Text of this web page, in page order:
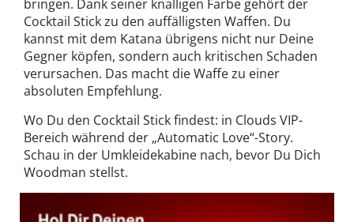
bringen. Dank seiner knalligen Farbe gehört der
Cocktail Stick zu den auffälligsten Waffen. Du
kannst mit dem Katana übrigens nicht nur Deine
Gegner köpfen, sondern auch kritischen Schaden
verursachen. Das macht die Waffe zu einer
absoluten Empfehlung.
Wo Du den Cocktail Stick findest: in Clouds VIP-
Bereich während der „Automatic Love“-Story.
Schau in der Umkleidekabine nach, bevor Du Dich
Woodman stellst.